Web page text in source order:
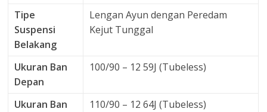
Tipe
Suspensi
Belakang
Lengan Ayun dengan Peredam
Kejut Tunggal
Ukuran Ban
Depan
100/90 – 12 59J (Tubeless)
Ukuran Ban
110/90 – 12 64J (Tubeless)